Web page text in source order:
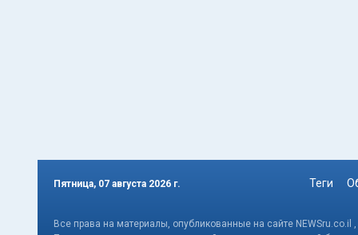
Пятница, 07 августа 2026 г. Теги
Все права на материалы, опубликованные на сайте NEWSru.co.il